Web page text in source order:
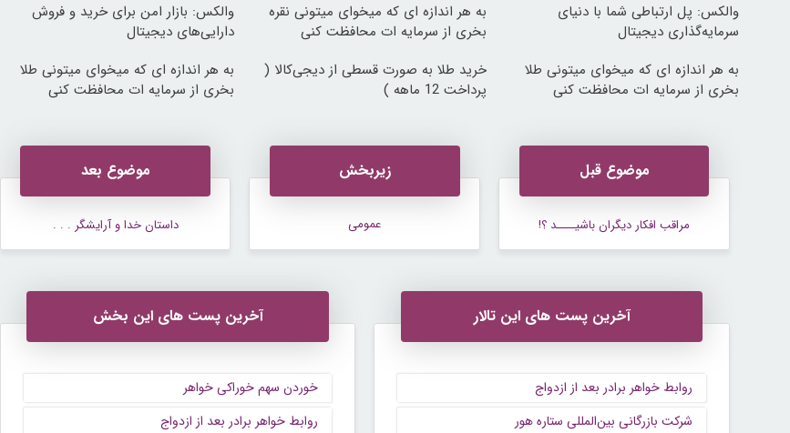
والکس: پل ارتباطی شما با دنیای
سرمایه‌گذاری دیجیتال
به هر اندازه ای که میخوای میتونی نقره
بخری از سرمایه ات محافظت کنی
والکس: بازار امن برای خرید و فروش
دارایی‌های دیجیتال
به هر اندازه ای که میخوای میتونی طلا
بخری از سرمایه ات محافظت کنی
خرید طلا به صورت قسطی از دیجی‌کالا (
پرداخت 12 ماهه )
به هر اندازه ای که میخوای میتونی طلا
بخری از سرمایه ات محافظت کنی
موضوع قبل
مراقب افکار دیگران باشیــــد ؟!
زیربخش
عمومی
موضوع بعد
داستان خدا و آرایشگر . . .
آخرین پست های این تالار
روابط خواهر برادر بعد از ازدواج
شرکت بازرگانی بین‌المللی ستاره هور
آخرین پست های این بخش
خوردن سهم خوراکی خواهر
روابط خواهر برادر بعد از ازدواج